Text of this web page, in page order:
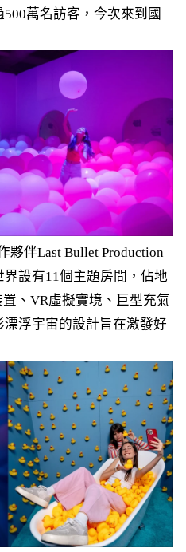
萬名訪客，今次來到國
夥伴Last Bullet Production
設有11個主題房間，佔地
、VR虛擬實境、巨型充氣
浮宇宙的設計旨在激發好